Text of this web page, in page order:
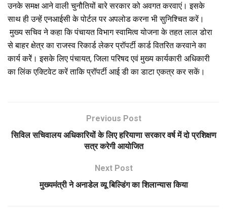
उनके समक्ष आने वाली चुनौतियों बारे सरकार को अवगत करवाएं। इसके
साथ ही उन्हें एनआईसी के पोर्टल पर अपलोड करना भी सुनिश्चित करें।
मुख्य सचिव ने कहा कि पंचायत विभाग स्वामित्व योजना के तहत लाल डोरा
से बाहर क्षेत्र का राजस्व रिकार्ड लेकर प्रॉपर्टी कार्ड वितरित करवाने का
कार्य करेें। इसके लिए पंचायत, जिला परिषद एवं मुख्य कार्यकारी अधिकारी
का लिंक एक्टिवेट करें ताकि प्रॉपर्टी आई डी का डाटा एकत्र कर सकें।
Previous Post
सिविल सचिवालय अधिकारियों के लिए हरियाणा सरकार वर्ष में दो प्रशिक्षण
सत्र करेगी आयोजित
Next Post
मुख्यमंत्री ने अनाडेल व्यू बिल्डिंग का शिलान्यास किया